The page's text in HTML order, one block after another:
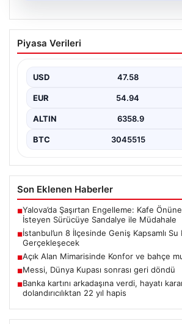
İstanbul’un 8 İlçesinde
Su Kesintisi Gerçekleşecek
önemli altyapı yenileme çalışmaları
Piyasa Verileri
USD 47.58
EUR 54.94
ALTIN 6358.9
BTC 3045515
Son Eklenen Haberler
■Yalova’da Şaşırtan Engelleme: Kafe
İsteyen Sürücüye Sandalye ile Müdahale
■İstanbul’un 8 İlçesinde Geniş Kapsamlı Su
Gerçekleşecek
■Açık Alan Mimarisinde Konfor ve bahçe
■Messi, Dünya Kupası sonrası geri döndü
■Banka kartını arkadaşına verdi, hayatı
dolandırıcılıktan 22 yıl hapis